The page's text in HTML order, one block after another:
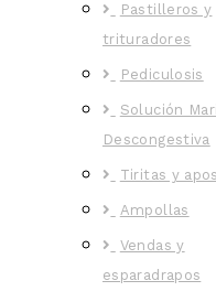
Pastilleros y
trituradores
Pediculosis
Solución
Descongestiva
Tiritas y
Ampollas
Vendas y
esparadrapos